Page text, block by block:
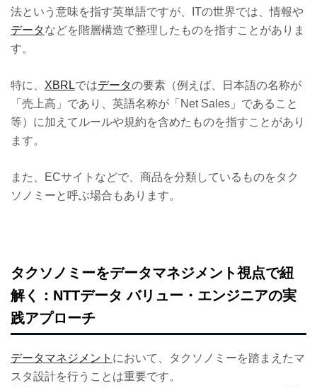
法という意味を指す英単語ですが、ITの世界では、情報や
データなどを階層構造で整理したものを指すことがありま
す。
特に、 XBRLではデータの要素（例えば、日本語の名称が
「売上高」であり、英語名称が「Net Sales」であること
等）に加えてルールや規約を含めたものを指すことがあり
ます。
また、ECサイトなどで、商品を分類しているものをタク
ソノミーと呼ぶ場合もあります。
タクソノミーをデータマネジメント視点で紐
解く：NTTデータ バリュー・エンジニアの実
践アプローチ
データマネジメント において、タクソノミーを踏まえたマ
スタ設計を行うことは重要です。